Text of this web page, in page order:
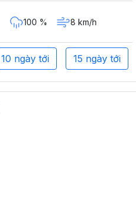
100 % 8 km/h
10 ngày tới 15 ngày tới